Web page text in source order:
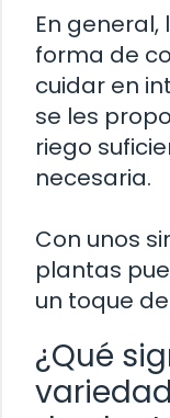
En
forma de
cuidar en
se les
riego
necesaria.
Con unos
plantas
un toque
¿Qué